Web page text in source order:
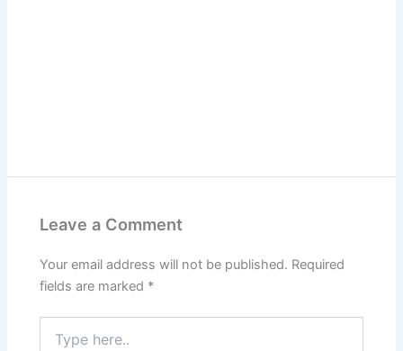
Leave a Comment
Your email address will not be published. Required
fields are marked *
here..